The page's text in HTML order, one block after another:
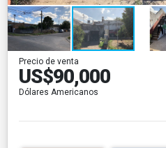
Precio de venta
US$90,000
Dólares Americanos